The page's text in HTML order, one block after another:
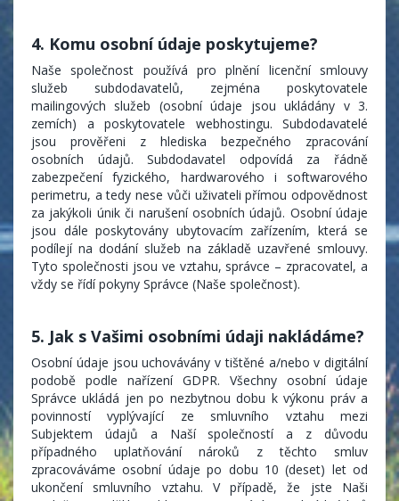
4. Komu osobní údaje poskytujeme?
Naše společnost používá pro plnění licenční smlouvy
služeb subdodavatelů, zejména poskytovatele
mailingových služeb (osobní údaje jsou ukládány v 3.
zemích) a poskytovatele webhostingu. Subdodavatelé
jsou prověřeni z hlediska bezpečného zpracování
osobních údajů. Subdodavatel odpovídá za řádně
zabezpečení fyzického, hardwarového i softwarového
perimetru, a tedy nese vůči uživateli přímou odpovědnost
za jakýkoli únik či narušení osobních údajů. Osobní údaje
jsou dále poskytovány ubytovacím zařízením, která se
podílejí na dodání služeb na základě uzavřené smlouvy.
Tyto společnosti jsou ve vztahu, správce – zpracovatel, a
vždy se řídí pokyny Správce (Naše společnost).
5. Jak s Vašimi osobními údaji nakládáme?
Osobní údaje jsou uchovávány v tištěné a/nebo v digitální
podobě podle nařízení GDPR. Všechny osobní údaje
Správce ukládá jen po nezbytnou dobu k výkonu práv a
povinností vyplývající ze smluvního vztahu mezi
Subjektem údajů a Naší společností a z důvodu
případného uplatňování nároků z těchto smluv
zpracováváme osobní údaje po dobu 10 (deset) let od
ukončení smluvního vztahu. V případě, že jste Naši